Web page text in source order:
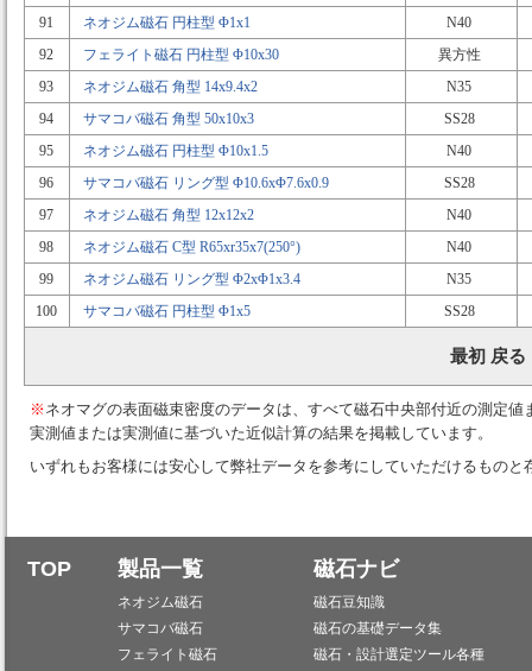
91
ネオジム磁石 円柱型 Φ1x1
N40
92
フェライト磁石 円柱型 Φ10x30
異方性
93
ネオジム磁石 角型 14x9.4x2
N35
94
サマコバ磁石 角型 50x10x3
SS28
95
ネオジム磁石 円柱型 Φ10x1.5
N40
96
サマコバ磁石 リング型 Φ10.6xΦ7.6x0.9
SS28
97
ネオジム磁石 角型 12x12x2
N40
98
ネオジム磁石 C型 R65xr35x7(250°)
N40
99
ネオジム磁石 リング型 Φ2xΦ1x3.4
N35
100
サマコバ磁石 円柱型 Φ1x5 SS28
最初 戻
※ ネオマグの表面磁束密度のデータは、すべて磁石中央部付近の測定
実測値または実測値に基づいた近似計算の結果を掲載しています。
いずれもお客様には安心して弊社データを参考にしていただけるものと
TOP 製品一覧
ネオジム磁石
サマコバ磁石
フェライト磁石
磁石ナビ
磁石豆知識
磁石の基礎データ集
磁石・設計選定ツール各種